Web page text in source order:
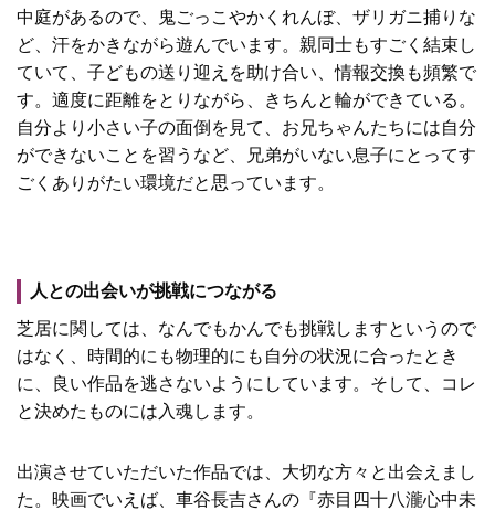
中庭があるので、鬼ごっこやかくれんぼ、ザリガニ捕りな
ど、汗をかきながら遊んでいます。親同士もすごく結束し
ていて、子どもの送り迎えを助け合い、情報交換も頻繁で
す。適度に距離をとりながら、きちんと輪ができている。
自分より小さい子の面倒を見て、お兄ちゃんたちには自分
ができないことを習うなど、兄弟がいない息子にとってす
ごくありがたい環境だと思っています。
人との出会いが挑戦につながる
芝居に関しては、なんでもかんでも挑戦しますというので
はなく、時間的にも物理的にも自分の状況に合ったとき
に、良い作品を逃さないようにしています。そして、コレ
と決めたものには入魂します。
出演させていただいた作品では、大切な方々と出会えまし
た。映画でいえば、車谷長吉さんの『赤目四十八瀧心中未